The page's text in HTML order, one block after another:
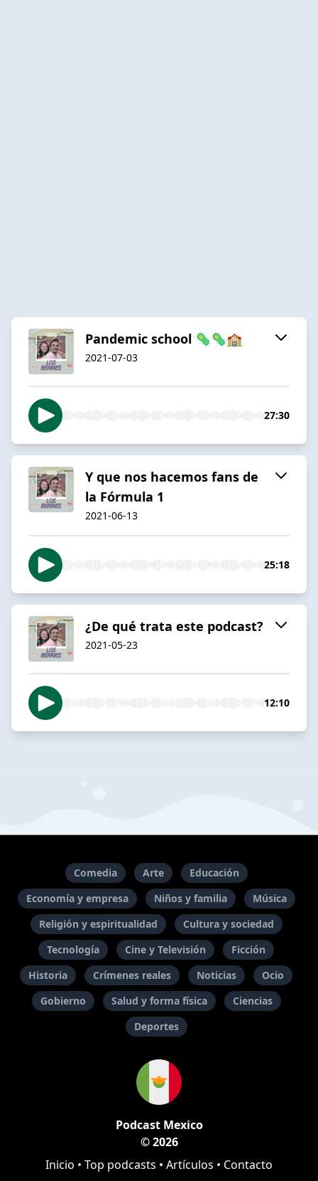
Pandemic school 🦠🦠🏫
2021-07-03
27:30
Y que nos hacemos fans de
la Fórmula 1
2021-06-13
25:18
¿De qué trata este podcast?
2021-05-23
12:10
Comedia Arte
Educación
Economía y empresa
Niños y familia
Música
Religión y espiritualidad
Cultura y sociedad
Tecnología
Cine y Televisión
Ficción
Historia
Crímenes reales Noticias
Ocio
Gobierno
Salud y forma física
Ciencias
Deportes
Podcast Mexico
© 2026
Inicio • Top podcasts • Artículos • Contacto